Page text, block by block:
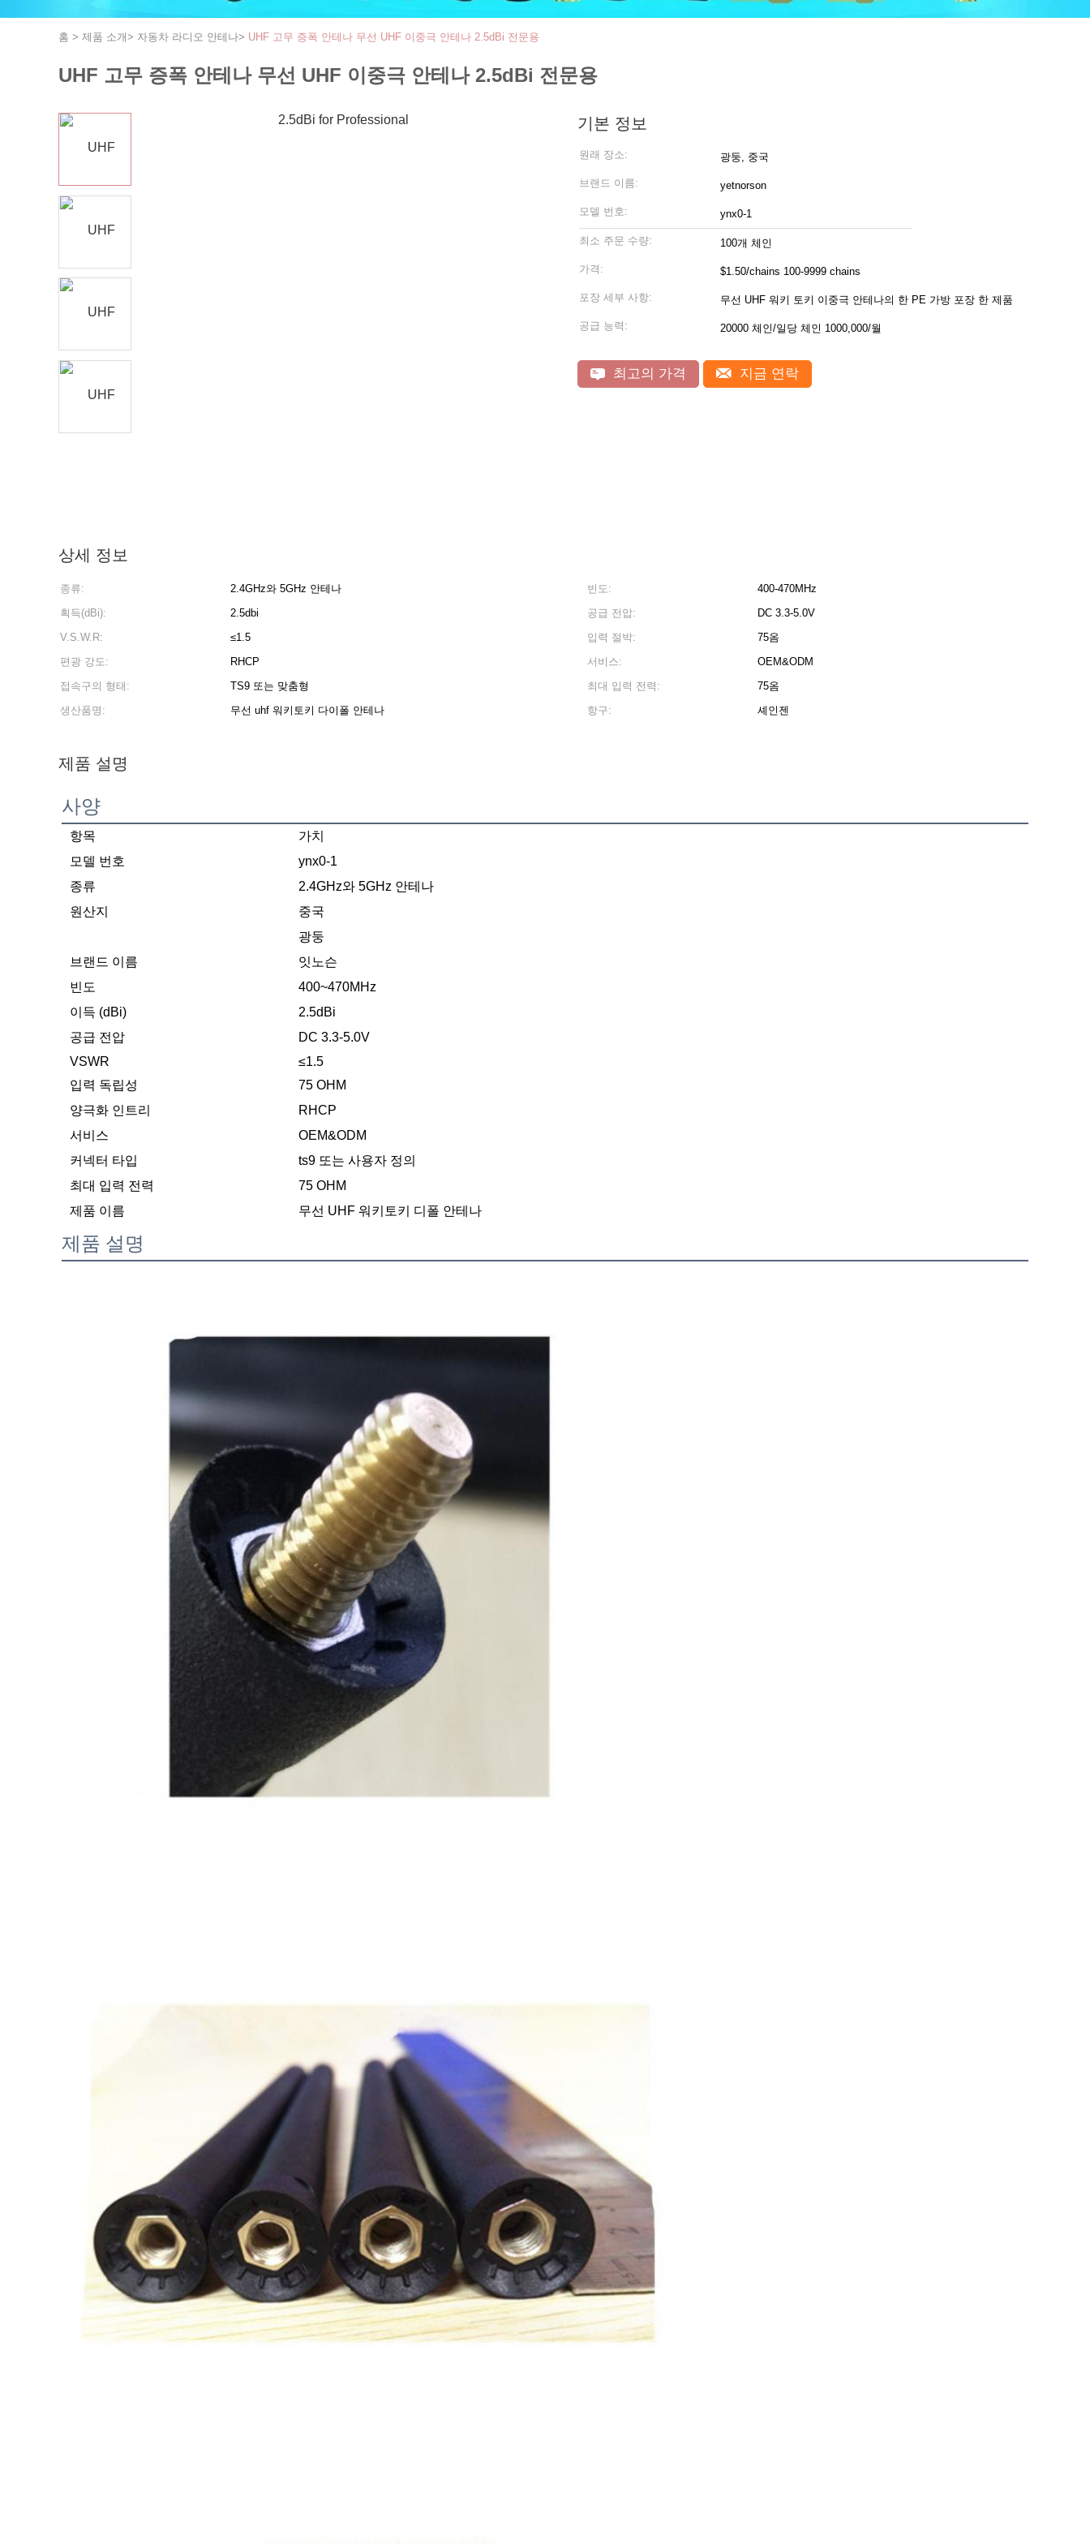
홈 > 제품 소개> 자동차 라디오 안테나> UHF 고무 증폭 안테나 무선 UHF 이중극 안테나 2.5dBi 전문용
UHF 고무 증폭 안테나 무선 UHF 이중극 안테나 2.5dBi 전문용
기본 정보
원래 장소: 광둥, 중국
브랜드 이름: yetnorson
모델 번호: ynx0-1
최소 주문 수량: 100개 체인
가격: $1.50/chains 100-9999 chains
포장 세부 사항: 무선 UHF 워키 토키 이중극 안테나의 한 PE 가방 포장 한 제품
공급 능력: 20000 체인/일당 체인 1000,000/월
최고의 가격 지금 연락
상세 정보
종류: 2.4GHz와 5GHz 안테나 빈도:
400-470MHz
획득(dBi):
2.5dbi 공급 전압:
DC 3.3-5.0V
V.S.W.R:
≤1.5 입력 절박:
75옴
편광 강도:
RHCP 서비스:
OEM&ODM
접속구의 형태:
TS9 또는 맞춤형 최대 입력 전력:
75옴
생산품명:
무선 uhf 워키토키 다이폴 안테나 항구: 셰인젠
제품 설명
사양
항목
가치
모델 번호
ynx0-1
종류
2.4GHz와 5GHz 안테나
원산지
중국
광둥
브랜드 이름
잇노슨
빈도
400~470MHz
이득 (dBi)
2.5dBi
공급 전압
DC 3.3-5.0V
VSWR
≤1.5
입력 독립성
75 OHM
양극화 인트리
RHCP
서비스
OEM&ODM
커넥터 타입
ts9 또는 사용자 정의
최대 입력 전력
75 OHM
제품 이름
무선 UHF 워키토키 디폴 안테나
제품 설명